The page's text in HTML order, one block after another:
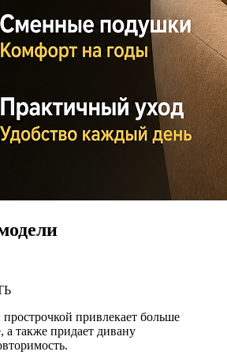
привлекает больше
а также придает дивану